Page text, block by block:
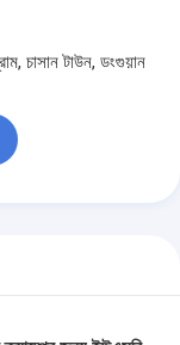
চাসান টাউন, ডংগুয়ান